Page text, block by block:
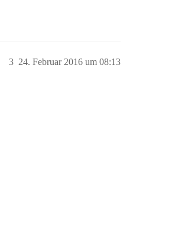
24. Februar 2016 um 08:13
3